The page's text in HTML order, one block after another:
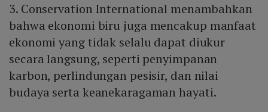
3. Conservation International menambahkan
bahwa ekonomi biru juga mencakup manfaat
ekonomi yang tidak selalu dapat diukur
secara langsung, seperti penyimpanan
karbon, perlindungan pesisir, dan nilai
budaya serta keanekaragaman hayati.